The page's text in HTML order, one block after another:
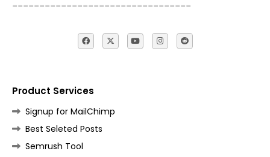
=================================
Product Services
Signup for MailChimp
Best Seleted Posts
Semrush Tool